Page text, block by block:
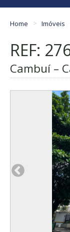
Home Imóveis
REF:
Cambuí –